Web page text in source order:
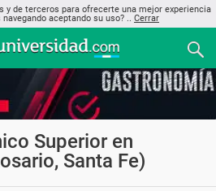
de terceros para ofrecerte una mejor experiencia
aceptando su uso? .. Cerrar
Superior en
Santa Fe)